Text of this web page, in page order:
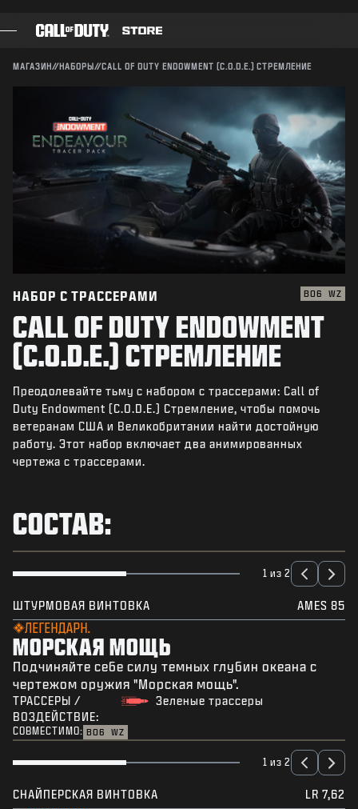
БОЕВОЙ ПРОПУСК
ОЧКИ CОD
МАГАЗИН СНАРЯЖЕНИЯ
ИГРЫ
НОВОСТИ
STORE
КИБЕРСПОРТ
ПОДДЕРЖКА
МАГАЗИН//НАБОРЫ//CALL OF DUTY ENDOWMENT (C.O.D.E.) СТРЕМЛЕНИЕ
Совместимо:
ОТМЕНА
Activision может в любое время обновлять, заменять
и удалять игровые материалы.
НАБОР С ТРАССЕРАМИ BO6 WZ
CALL OF DUTY ENDOWMENT
(C.O.D.E.) СТРЕМЛЕНИЕ
Преодолевайте тьму с набором с трассерами: Call of
Duty Endowment (C.O.D.E.) Стремление, чтобы помочь
ветеранам США и Великобритании найти достойную
работу. Этот набор включает два анимированных
чертежа с трассерами.
СОСТАВ:
1 из 2
ШТУРМОВАЯ ВИНТОВКА AMES 85
ЛЕГЕНДАРН.
МОРСКАЯ МОЩЬ
Подчиняйте себе силу темных глубин океана с
чертежом оружия "Морская мощь".
ТРАССЕРЫ /
ВОЗДЕЙСТВИЕ:
Зеленые трассеры
СОВМЕСТИМО: BO6 WZ
1 из 2
СНАЙПЕРСКАЯ ВИНТОВКА LR 7,62